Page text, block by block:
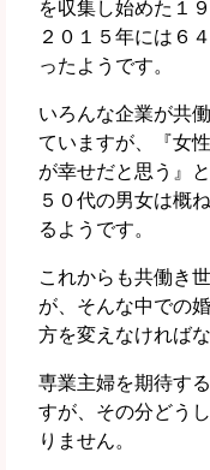
を収集し始めた１
２０１５年には６
ったようです。
いろんな企業が共
ていますが、『女
が幸せだと思う』
５０代の男女は概
るようです。
これからも共働き
が、そんな中での
方を変えなければな
専業主婦を期待す
すが、その分どう
りません。